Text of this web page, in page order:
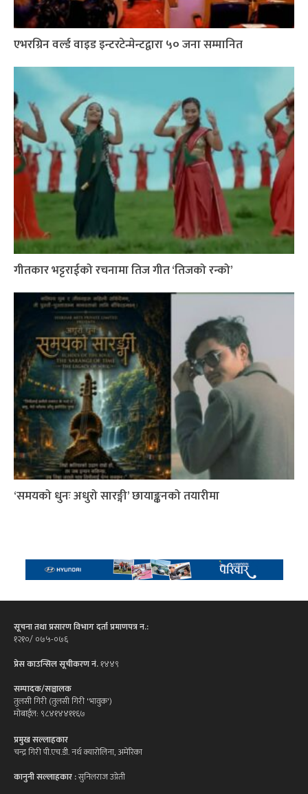
एभरग्रिन वर्ल्ड वाइड इन्टरटेन्मेन्टद्वारा ५० जना सम्मानित
गीतकार भट्टराईको रचनामा तिज गीत ‘तिजको रन्को’
‘समयको धुनः अधुरो सारङ्गी’ छायाङ्कनको तयारीमा
सूचना तथा प्रसारण विभाग दर्ता प्रमाणपत्र न.:
१२१०/ ०७५-०७६
प्रेस काउन्सिल सूचीकरण नं.१४४९
सम्पादक/सञ्चालक
तुलसी गिरी (तुलसी गिरी 'भावुक')
मोबाईल: ९८४१४४११६७
प्रमुख सल्लाहकार
चन्द्र गिरी पी.एच.डी. नर्थ क्यारोलिना, अमेरिका
कानुनी सल्लाहकार :सुनिलराज उप्रेती